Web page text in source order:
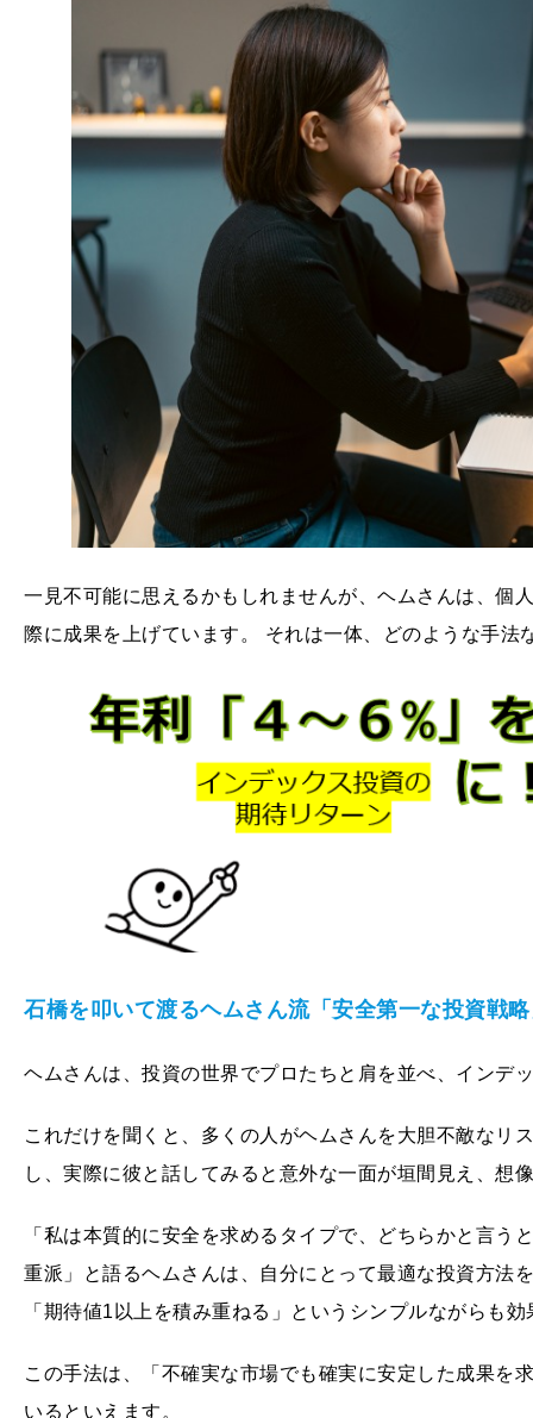
一見不可能に思えるかもしれませんが、ヘムさんは、個
際に成果を上げています。 それは一体、どのような手法
石橋を叩いて渡るヘムさん流「安全第一な投資戦
ヘムさんは、投資の世界でプロたちと肩を並べ、インデ
これだけを聞くと、多くの人がヘムさんを大胆不敵なリ
し、実際に彼と話してみると意外な一面が垣間見え、想
「私は本質的に安全を求めるタイプで、どちらかと言
重派」と語るヘムさんは、自分にとって最適な投資方法
「期待値1以上を積み重ねる」というシンプルながらも
この手法は、「不確実な市場でも確実に安定した成果を
いるといえます。